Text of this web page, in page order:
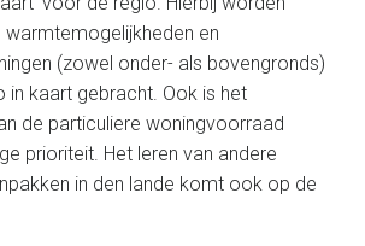
warmtemogelijkheden en
(zowel onder- als bovengronds)
in kaart gebracht. Ook is het
de particuliere woningvoorraad
prioriteit. Het leren van andere
in den lande komt ook op de